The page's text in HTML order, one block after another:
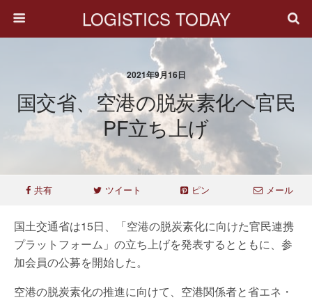
LOGISTICS TODAY
2021年9月16日
国交省、空港の脱炭素化へ官民
PF立ち上げ
共有 ツイート ピン メール
国土交通省は15日、「空港の脱炭素化に向けた官民連携
プラットフォーム」の立ち上げを発表するとともに、参
加会員の公募を開始した。
空港の脱炭素化の推進に向けて、空港関係者と省エネ・